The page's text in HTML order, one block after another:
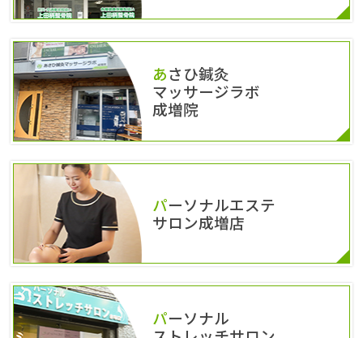
あさひ鍼灸
マッサージラボ
成増院
パーソナルエステ
サロン成増店
パーソナル